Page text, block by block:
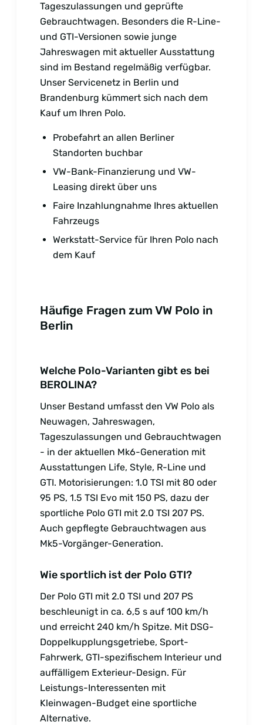
Tageszulassungen und geprüfte
Gebrauchtwagen. Besonders die R-Line-
und GTI-Versionen sowie junge
Jahreswagen mit aktueller Ausstattung
sind im Bestand regelmäßig verfügbar.
Unser Servicenetz in Berlin und
Brandenburg kümmert sich nach dem
Kauf um Ihren Polo.
Probefahrt an allen Berliner
Standorten buchbar
VW-Bank-Finanzierung und VW-
Leasing direkt über uns
Faire Inzahlungnahme Ihres aktuellen
Fahrzeugs
Werkstatt-Service für Ihren Polo nach
dem Kauf
Häufige Fragen zum VW Polo in
Berlin
Welche Polo-Varianten gibt es bei
BEROLINA?
Unser Bestand umfasst den VW Polo als
Neuwagen, Jahreswagen,
Tageszulassungen und Gebrauchtwagen
- in der aktuellen Mk6-Generation mit
Ausstattungen Life, Style, R-Line und
GTI. Motorisierungen: 1.0 TSI mit 80 oder
95 PS, 1.5 TSI Evo mit 150 PS, dazu der
sportliche Polo GTI mit 2.0 TSI 207 PS.
Auch gepflegte Gebrauchtwagen aus
Mk5-Vorgänger-Generation.
Wie sportlich ist der Polo GTI?
Der Polo GTI mit 2.0 TSI und 207 PS
beschleunigt in ca. 6,5 s auf 100 km/h
und erreicht 240 km/h Spitze. Mit DSG-
Doppelkupplungsgetriebe, Sport-
Fahrwerk, GTI-spezifischem Interieur und
auffälligem Exterieur-Design. Für
Leistungs-Interessenten mit
Kleinwagen-Budget eine sportliche
Alternative.